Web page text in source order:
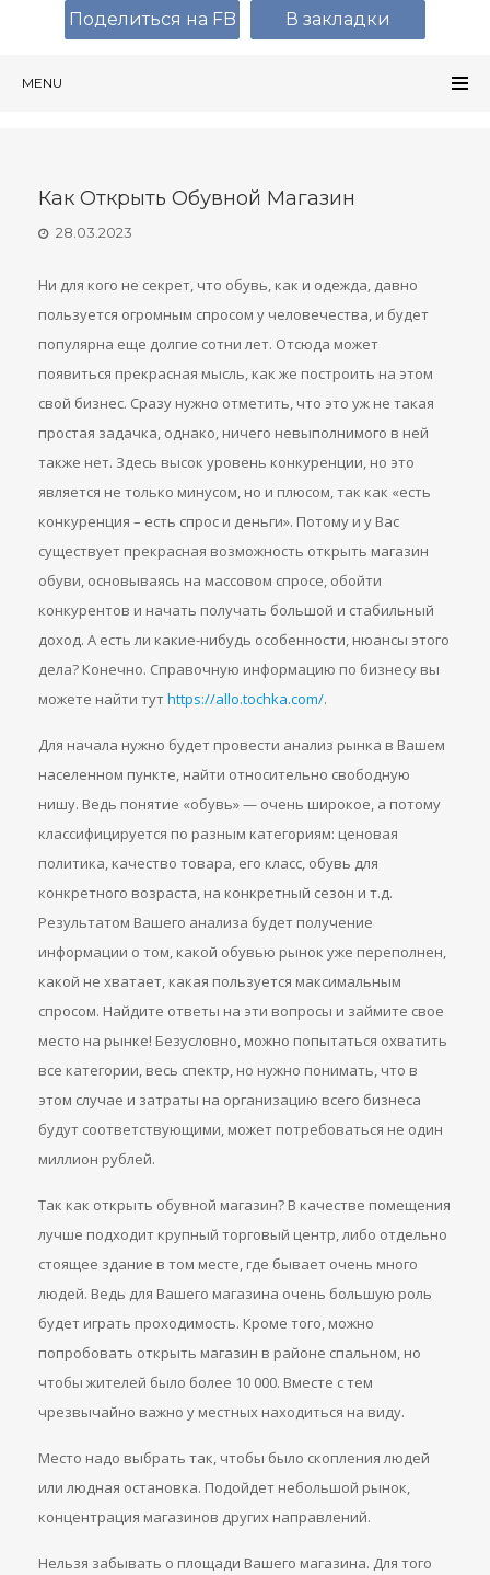
MENU
Как Открыть Обувной Магазин
28.03.2023
Ни для кого не секрет, что обувь, как и одежда, давно
пользуется огромным спросом у человечества, и будет
популярна еще долгие сотни лет. Отсюда может
появиться прекрасная мысль, как же построить на этом
свой бизнес. Сразу нужно отметить, что это уж не такая
простая задачка, однако, ничего невыполнимого в ней
также нет. Здесь высок уровень конкуренции, но это
является не только минусом, но и плюсом, так как «есть
конкуренция – есть спрос и деньги». Потому и у Вас
существует прекрасная возможность открыть магазин
обуви, основываясь на массовом спросе, обойти
конкурентов и начать получать большой и стабильный
доход. А есть ли какие-нибудь особенности, нюансы этого
дела? Конечно. Справочную информацию по бизнесу вы
можете найти тутhttps://allo.tochka.com/.
Для начала нужно будет провести анализ рынка в Вашем
населенном пункте, найти относительно свободную
нишу. Ведь понятие «обувь» — очень широкое, а потому
классифицируется по разным категориям: ценовая
политика, качество товара, его класс, обувь для
конкретного возраста, на конкретный сезон и т.д.
Результатом Вашего анализа будет получение
информации о том, какой обувью рынок уже переполнен,
какой не хватает, какая пользуется максимальным
спросом. Найдите ответы на эти вопросы и займите свое
место на рынке! Безусловно, можно попытаться охватить
все категории, весь спектр, но нужно понимать, что в
этом случае и затраты на организацию всего бизнеса
будут соответствующими, может потребоваться не один
миллион рублей.
Так как открыть обувной магазин? В качестве помещения
лучше подходит крупный торговый центр, либо отдельно
стоящее здание в том месте, где бывает очень много
людей. Ведь для Вашего магазина очень большую роль
будет играть проходимость. Кроме того, можно
попробовать открыть магазин в районе спальном, но
чтобы жителей было более 10 000. Вместе с тем
чрезвычайно важно у местных находиться на виду.
Место надо выбрать так, чтобы было скопления людей
или людная остановка. Подойдет небольшой рынок,
концентрация магазинов других направлений.
Нельзя забывать о площади Вашего магазина. Для того
Поделиться на FB В закладки